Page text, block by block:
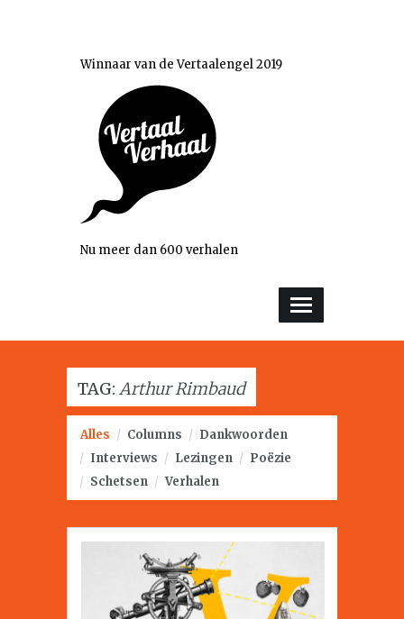
Winnaar van de Vertaalengel 2019
Nu meer dan 600 verhalen
TAG: Arthur Rimbaud
Alles / Columns / Dankwoorden
/ Interviews / Lezingen / Poëzie
/ Schetsen / Verhalen